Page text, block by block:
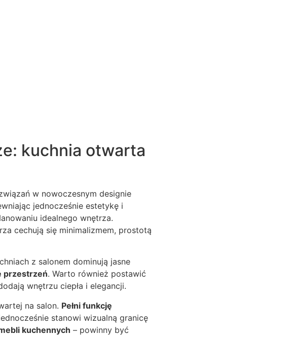
kuchnia otwarta
w nowoczesnym designie
jednocześnie estetykę i
idealnego wnętrza.
cechują się minimalizmem, prostotą
z salonem dominują jasne
przestrzeń. Warto również postawić
wnętrzu ciepła i elegancji.
na salon. Pełni funkcję
stanowi wizualną granicę
kuchennych – powinny być